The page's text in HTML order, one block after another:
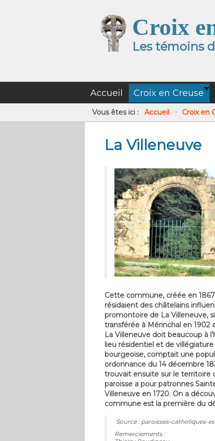
Croix
Les témoins
Accueil Croix en Creuse
Vous êtes ici : Accueil > Croix en
La Villeneuve
Cette commune, créée en
résidaient des châtelains
promontoire de La Villeneuve,
transférée à Mérinchal en 1902
La Villeneuve doit beaucoup à
lieu résidentiel et de villégiature
bourgeoise, comptait une
ordonnance du 14 décembre
trouvait ensuite sur le territoire
paroisse a pour patronnes
Villeneuve en 1720. On a
commune est la première du
Source : paroisses-catholiques-
Remerciements :